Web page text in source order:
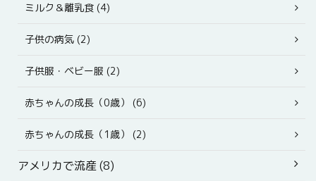
ミルク＆離乳食 (4)
子供の病気 (2)
子供服・ベビー服 (2)
赤ちゃんの成長（0歳） (6)
赤ちゃんの成長（1歳） (2)
アメリカで流産 (8)